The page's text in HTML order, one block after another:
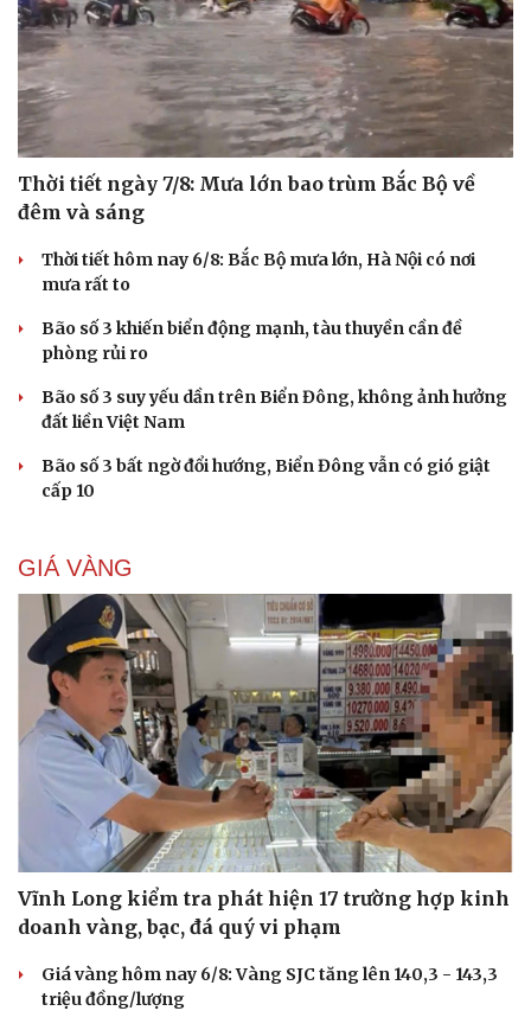
Thời tiết ngày 7/8: Mưa lớn bao trùm Bắc Bộ về
đêm và sáng
Thời tiết hôm nay 6/8: Bắc Bộ mưa lớn, Hà Nội có nơi
mưa rất to
Bão số 3 khiến biển động mạnh, tàu thuyền cần đề
phòng rủi ro
Bão số 3 suy yếu dần trên Biển Đông, không ảnh hưởng
đất liền Việt Nam
Bão số 3 bất ngờ đổi hướng, Biển Đông vẫn có gió giật
cấp 10
GIÁ VÀNG
Vĩnh Long kiểm tra phát hiện 17 trường hợp kinh
doanh vàng, bạc, đá quý vi phạm
Giá vàng hôm nay 6/8: Vàng SJC tăng lên 140,3 - 143,3
triệu đồng/lượng